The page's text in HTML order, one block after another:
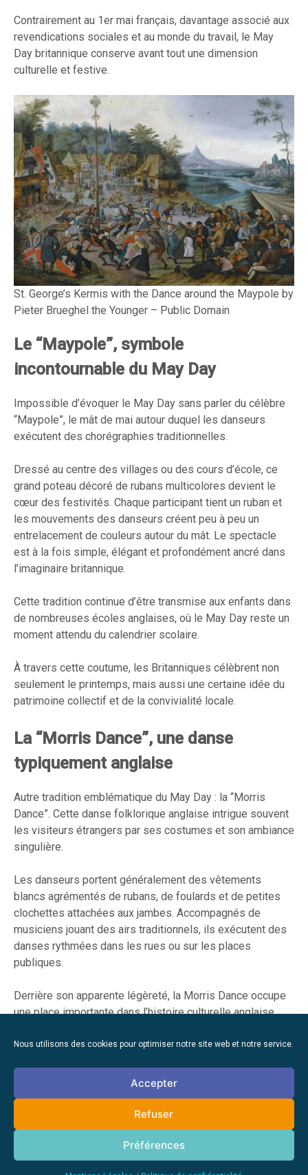
Nous utilisons des cookies pour optimiser notre site web et notre service.
Accepter
Refuser
Préférences
Contrairement au 1er mai français, davantage associé aux
revendications sociales et au monde du travail, le May
Day britannique conserve avant tout une dimension
culturelle et festive.
St. George’s Kermis with the Dance around the Maypole by
Pieter Brueghel the Younger – Public Domain
Le “Maypole”, symbole
incontournable du May Day
Impossible d’évoquer le May Day sans parler du célèbre
“Maypole”, le mât de mai autour duquel les danseurs
exécutent des chorégraphies traditionnelles.
Dressé au centre des villages ou des cours d’école, ce
grand poteau décoré de rubans multicolores devient le
cœur des festivités. Chaque participant tient un ruban et
les mouvements des danseurs créent peu à peu un
entrelacement de couleurs autour du mât. Le spectacle
est à la fois simple, élégant et profondément ancré dans
l’imaginaire britannique.
Cette tradition continue d’être transmise aux enfants dans
de nombreuses écoles anglaises, où le May Day reste un
moment attendu du calendrier scolaire.
À travers cette coutume, les Britanniques célèbrent non
seulement le printemps, mais aussi une certaine idée du
patrimoine collectif et de la convivialité locale.
La “Morris Dance”, une danse
typiquement anglaise
Autre tradition emblématique du May Day : la “Morris
Dance”. Cette danse folklorique anglaise intrigue souvent
les visiteurs étrangers par ses costumes et son ambiance
singulière.
Les danseurs portent généralement des vêtements
blancs agrémentés de rubans, de foulards et de petites
clochettes attachées aux jambes. Accompagnés de
musiciens jouant des airs traditionnels, ils exécutent des
danses rythmées dans les rues ou sur les places
publiques.
Derrière son apparente légèreté, la Morris Dance occupe
une place importante dans l’histoire culturelle anglaise.
Angleterre populaire souvent méconnue des touristes.